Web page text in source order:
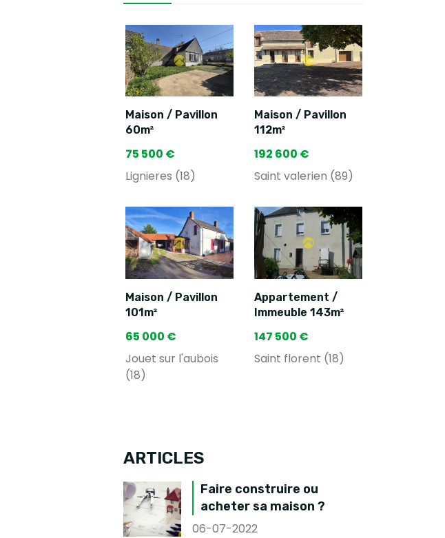
Maison / Pavillon
60m²
75 500 €
Lignieres (18)
Maison / Pavillon
112m²
192 600 €
Saint valerien (89)
Maison / Pavillon
101m²
65 000 €
Jouet sur l'aubois
(18)
Appartement /
Immeuble 143m²
147 500 €
Saint florent (18)
ARTICLES
Faire construire ou
acheter sa maison ?
06-07-2022